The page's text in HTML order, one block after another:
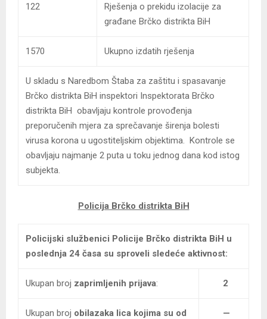
122
Rješenja o prekidu izolacije za
građane Brčko distrikta BiH
1570 Ukupno izdatih rješenja
U skladu s Naredbom Štaba za zaštitu i spasavanje
Brčko distrikta BiH inspektori Inspektorata Brčko
distrikta BiH obavljaju kontrole provođenja
preporučenih mjera za sprečavanje širenja bolesti
virusa korona u ugostiteljskim objektima. Kontrole se
obavljaju najmanje 2 puta u toku jednog dana kod istog
subjekta.
Policija Brčko distrikta BiH
Policijski službenici Policije Brčko distrikta BiH u
poslednja 24 časa su sproveli sledeće aktivnost:
Ukupan broj zaprimljenih prijava: 2
Ukupan broj obilazaka lica kojima su od
—